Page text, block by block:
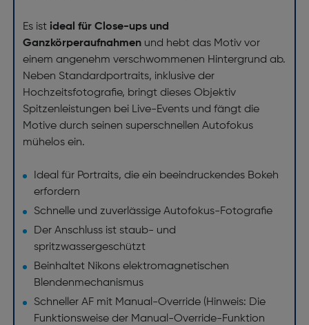
Es ist ideal für Close-ups und
Ganzkörperaufnahmenund hebt das Motiv vor
einem angenehm verschwommenen Hintergrund ab.
Neben Standardportraits, inklusive der
Hochzeitsfotografie, bringt dieses Objektiv
Spitzenleistungen bei Live-Events und fängt die
Motive durch seinen superschnellen Autofokus
mühelos ein.
Ideal für Portraits, die ein beeindruckendes Bokeh
erfordern
Schnelle und zuverlässige Autofokus-Fotografie
Der Anschluss ist staub- und
spritzwassergeschützt
Beinhaltet Nikons elektromagnetischen
Blendenmechanismus
Schneller AF mit Manual-Override (Hinweis: Die
Funktionsweise der Manual-Override-Funktion